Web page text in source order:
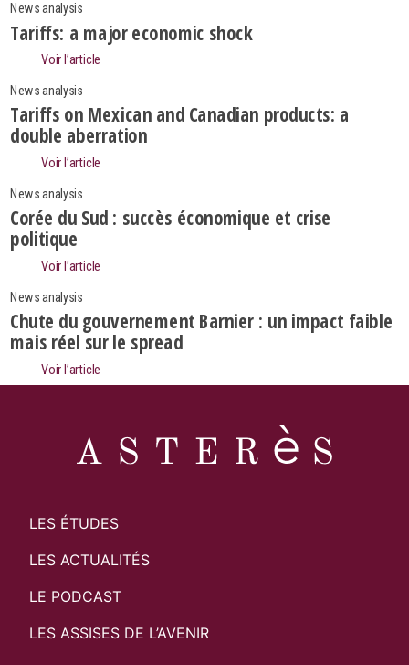
News analysis
Tariffs: a major economic shock
Voir l’article
News analysis
Tariffs on Mexican and Canadian products: a
double aberration
Voir l’article
News analysis
Corée du Sud : succès économique et crise
politique
Voir l’article
News analysis
Chute du gouvernement Barnier : un impact faible
mais réel sur le spread
Voir l’article
LES ÉTUDES
LES ACTUALITÉS
LE PODCAST
LES ASSISES DE L’AVENIR